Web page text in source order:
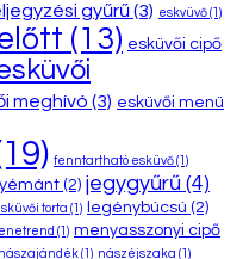
gyűrű(3) eskvüvő(1)
(13) esküvői cipő
meghívó (3) esküvői menü
fenntartható esküvő(1)
(2) jegygyűrű (4)
torta (1) legénybúcsú (2)
(1) menyasszonyi cipő
nászajándék(1) nászéjszaka (1)